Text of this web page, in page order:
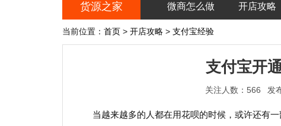
360货源之家
货源之家 微商怎么做 开店攻略
当前位置： 首页> 开店攻略> 支付宝经验
支付宝开
关注人数：566 发
当越来越多的人都在用花呗的时候，或许还有